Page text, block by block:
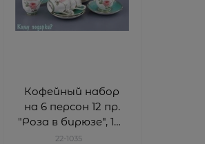
Кофейный набор
на 6 персон 12 пр.
"Роза в бирюзе", 125
мл
22-1035